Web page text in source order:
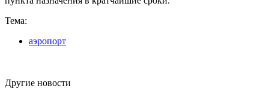
Тема:
аэропорт
Другие новости